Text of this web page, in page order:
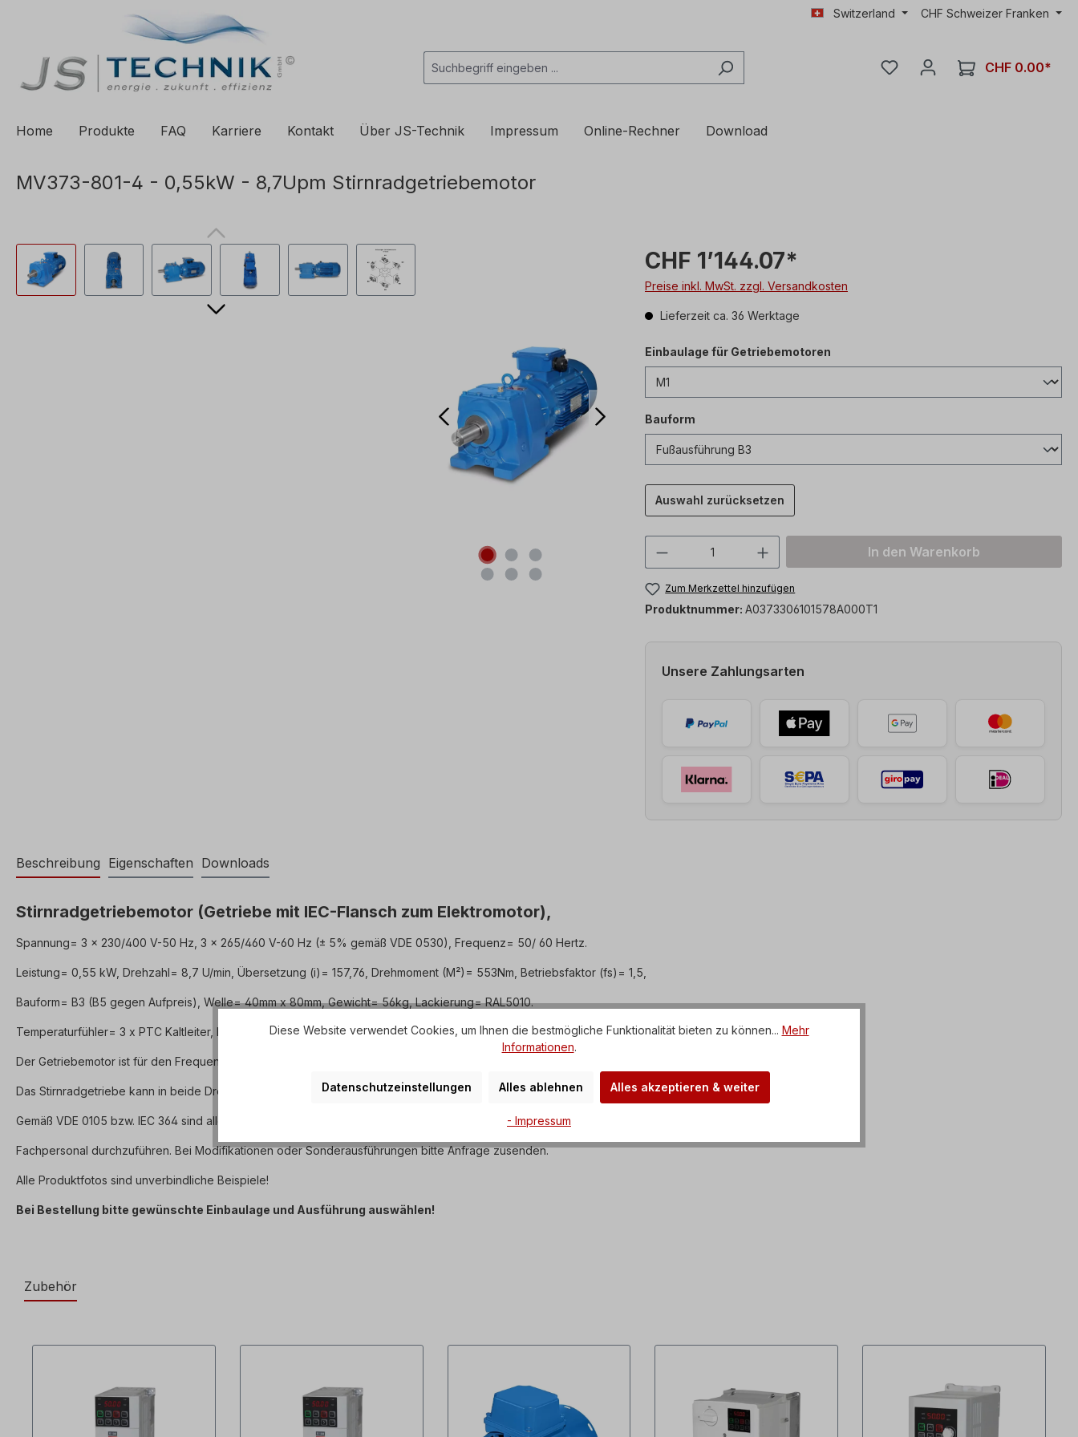
Zur Hauptnavigation springen Switzerland CHF Schweizer Franken
CHF 0.00*
Home Produkte FAQ Karriere Kontakt Über JS-Technik Impressum Online-Rechner Download
MV373-801-4 - 0,55kW - 8,7Upm Stirnradgetriebemotor
CHF 1’144.07*
Preise inkl. MwSt. zzgl. Versandkosten
Lieferzeit ca. 36 Werktage
Einbaulage für Getriebemotoren
Bauform
Auswahl zurücksetzen
Produkt Anzahl: Gib den gewünschten Wert
In den Warenkorb
Zum Merkzettel hinzufügen
Produktnummer: A0373306101578A000T1
Unsere Zahlungsarten
Beschreibung Eigenschaften Downloads
Stirnradgetriebemotor (Getriebe mit IEC-Flansch zum Elektromotor),
Spannung= 3 x 230/400 V-50 Hz, 3 x 265/460 V-60 Hz (± 5% gemäß VDE 0530), Frequenz= 50/ 60 Hertz.
Leistung= 0,55 kW, Drehzahl= 8,7 U/min, Übersetzung (i)= 157,76, Drehmoment (M²)= 553Nm, Betriebsfaktor (fs)= 1,5,
Bauform= B3 (B5 gegen Aufpreis), Welle= 40mm x 80mm, Gewicht= 56kg, Lackierung= RAL5010.
Temperaturfühler= 3 x PTC Kaltleiter, Betriebsart= S1- 100% ED, Klemmkasten= oben (drehbar).
Der Getriebemotor ist für den Frequenzumrichter-Betrieb geeignet und entspricht der IEC 60034-30:2008.
Das Stirnradgetriebe kann in beide Drehrichtungen betrieben werden und enthält eine Ölfüllung bei Lieferung.
Gemäß VDE 0105 bzw. IEC 364 sind alle Arbeiten am Elektroantrieb nur von qualifiziertem
Fachpersonal durchzuführen. Bei Modifikationen oder Sonderausführungen bitte Anfrage zusenden.
Alle Produktfotos sind unverbindliche Beispiele!
Bei Bestellung bitte gewünschte Einbaulage und Ausführung auswählen!
Zubehör
Diese Website verwendet Cookies, um Ihnen die bestmögliche Funktionalität bieten zu können... Mehr
Informationen.
Datenschutzeinstellungen Alles ablehnen Alles akzeptieren & weiter
- Impressum